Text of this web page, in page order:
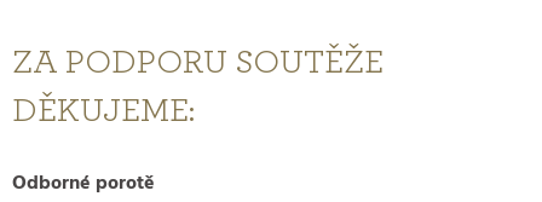
ZA PODPORU SOUTĚŽE
DĚKUJEME:
Odborné porotě